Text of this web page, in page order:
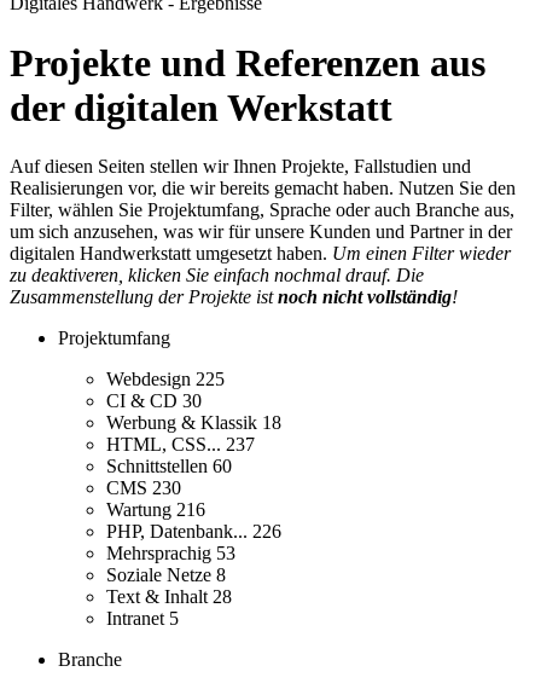
Projekte und Referenzen aus
der digitalen Werkstatt
Auf diesen Seiten stellen wir Ihnen Projekte, Fallstudien und
Realisierungen vor, die wir bereits gemacht haben. Nutzen Sie den
Filter, wählen Sie Projektumfang, Sprache oder auch Branche aus,
um sich anzusehen, was wir für unsere Kunden und Partner in der
digitalen Handwerkstatt umgesetzt haben. Um einen Filter wieder
zu deaktiveren, klicken Sie einfach nochmal drauf. Die
Zusammenstellung der Projekte istnoch nicht vollständig!
Projektumfang
Webdesign 225
CI & CD 30
Werbung & Klassik 18
HTML, CSS... 237
Schnittstellen 60
CMS 230
Wartung 216
PHP, Datenbank... 226
Mehrsprachig 53
Soziale Netze 8
Text & Inhalt 28
Intranet 5
Branche